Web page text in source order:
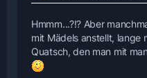
Hmmm...?!? Aber
mit Mädels anstellt, lange
Quatsch, den man mit